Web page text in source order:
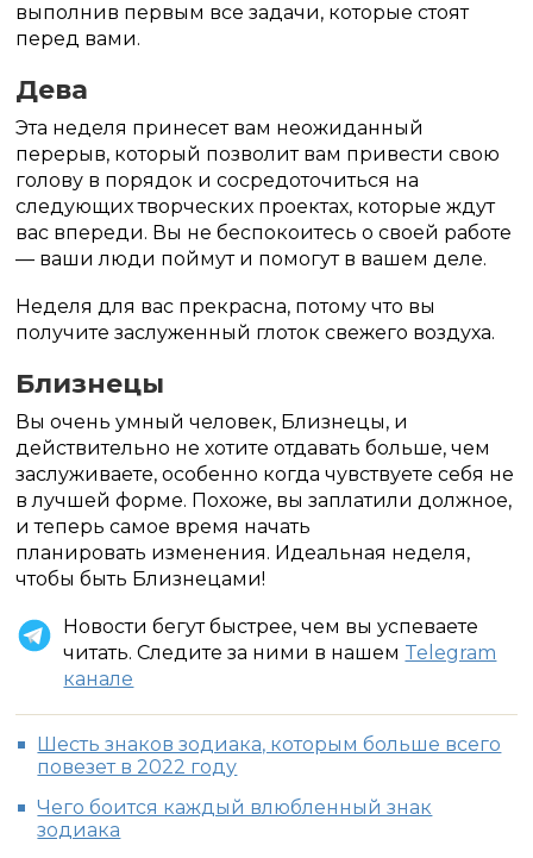
выполнив первым все задачи, которые стоят
перед вами.
Дева
Эта неделя принесет вам неожиданный
перерыв, который позволит вам привести свою
голову в порядок и сосредоточиться на
следующих творческих проектах, которые ждут
вас впереди. Вы не беспокоитесь о своей работе
— ваши люди поймут и помогут в вашем деле.
Неделя для вас прекрасна, потому что вы
получите заслуженный глоток свежего воздуха.
Близнецы
Вы очень умный человек, Близнецы, и
действительно не хотите отдавать больше, чем
заслуживаете, особенно когда чувствуете себя не
в лучшей форме. Похоже, вы заплатили должное,
и теперь самое время начать
планировать изменения. Идеальная неделя,
чтобы быть Близнецами!
Новости бегут быстрее, чем вы успеваете
читать. Следите за ними в нашем Telegram
канале
Шесть знаков зодиака, которым больше всего
повезет в 2022 году
Чего боится каждый влюбленный знак
зодиака